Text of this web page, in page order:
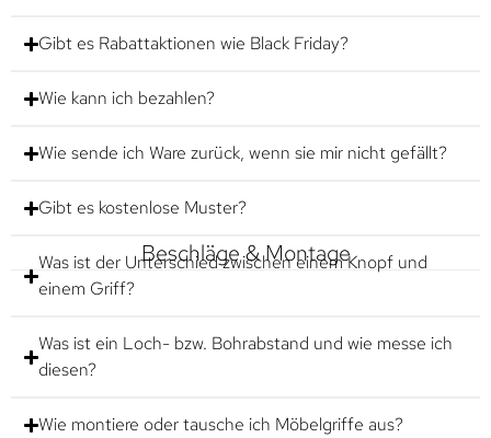
Gibt es Rabattaktionen wie Black Friday?
Wie kann ich bezahlen?
Wie sende ich Ware zurück, wenn sie mir nicht gefällt?
Gibt es kostenlose Muster?
Beschläge & Montage
Was ist der Unterschied zwischen einem Knopf und
einem Griff?
Was ist ein Loch- bzw. Bohrabstand und wie messe ich
diesen?
Wie montiere oder tausche ich Möbelgriffe aus?